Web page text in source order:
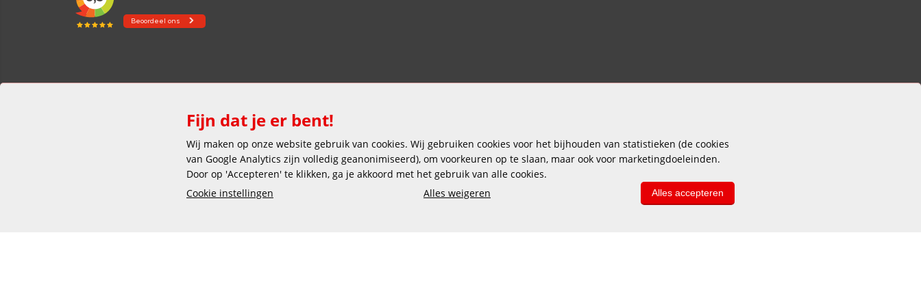
Veilig en gemakkelijk betalen
Fijn dat je er bent!
Wij maken op onze website gebruik van cookies. Wij gebruiken cookies voor het bijhouden van statistieken (de cookies
van Google Analytics zijn volledig geanonimiseerd), om voorkeuren op te slaan, maar ook voor marketingdoeleinden.
Door op 'Accepteren' te klikken, ga je akkoord met het gebruik van alle cookies.
Cookie instellingen
Alles weigeren Alles accepteren